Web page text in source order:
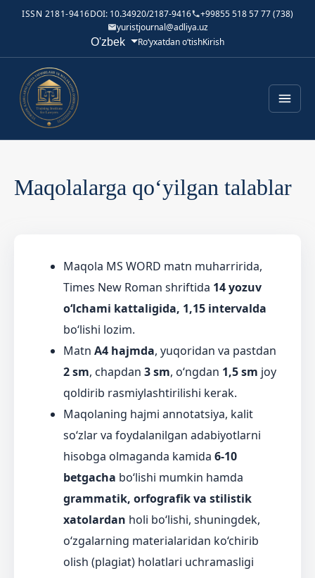
ISSN 2181-9416DOI: 10.34920/2187-9416
+99855 518 57 77 (738)
yuristjournal@adliya.uz
Tilni o'zgartirish. Joriy til:
O'zbek Ro‘yxatdan o‘tishKirish
Maqolalarga qo‘yilgan talablar
Maqola MS WORD matn muharririda,
Times New Roman shriftida 14 yozuv
o‘lchami kattaligida, 1,15 intervalda
bo‘lishi lozim.
Matn A4 hajmda, yuqoridan va pastdan
2 sm, chapdan 3 sm, o‘ngdan 1,5 sm joy
qoldirib rasmiylashtirilishi kerak.
Maqolaning hajmi annotatsiya, kalit
so‘zlar va foydalanilgan adabiyotlarni
hisobga olmaganda kamida 6-10
betgacha bo‘lishi mumkin hamda
grammatik, orfografik va stilistik
xatolardan holi bo‘lishi, shuningdek,
o‘zgalarning materialaridan ko‘chirib
olish (plagiat) holatlari uchramasligi